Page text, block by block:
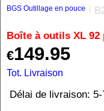
BGS Outillage en pouce
Boîte à outils XL 92
€149.95
Tot. Livraison
Délai de livraison: